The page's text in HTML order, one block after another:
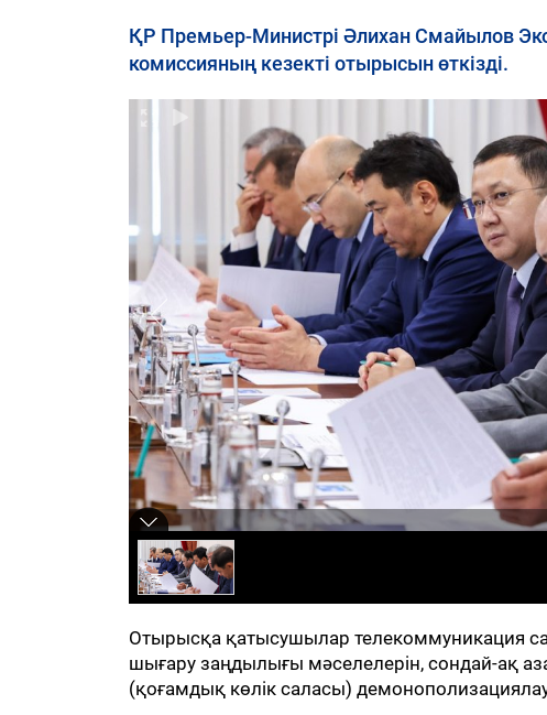
ҚР Премьер-Министрі Әлихан Смайылов
комиссияның кезекті отырысын өткізді.
Отырысқа қатысушылар телекоммуникация
шығару заңдылығы мәселелерін, сондай-ақ
(қоғамдық көлік саласы)